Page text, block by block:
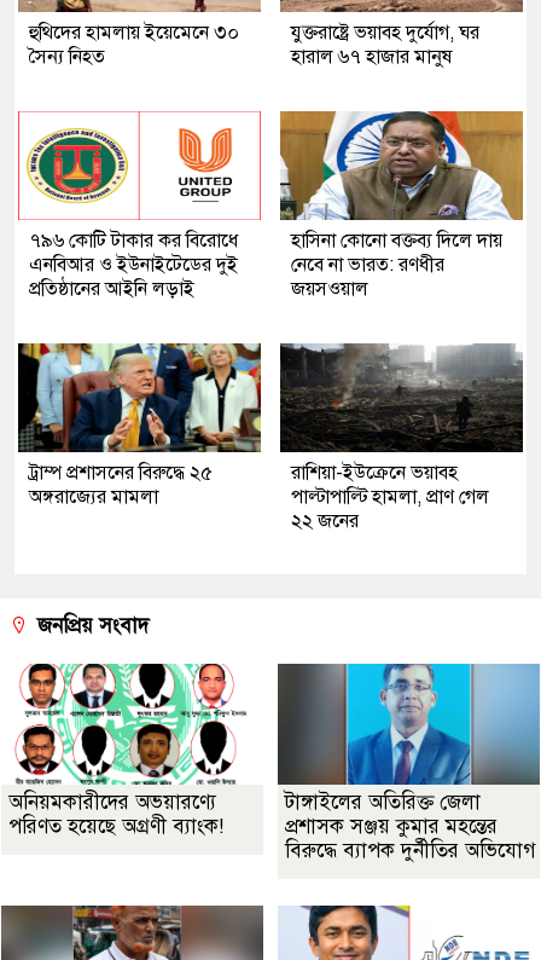
হুথিদের হামলায় ইয়েমেনে ৩০
সৈন্য নিহত
যুক্তরাষ্ট্রে ভয়াবহ দুর্যোগ, ঘর
হারাল ৬৭ হাজার মানুষ
৭৯৬ কোটি টাকার কর বিরোধে
এনবিআর ও ইউনাইটেডের দুই
প্রতিষ্ঠানের আইনি লড়াই
হাসিনা কোনো বক্তব্য দিলে দায়
নেবে না ভারত: রণধীর
জয়সওয়াল
ট্রাম্প প্রশাসনের বিরুদ্ধে ২৫
অঙ্গরাজ্যের মামলা
রাশিয়া-ইউক্রেনে ভয়াবহ
পাল্টাপাল্টি হামলা, প্রাণ গেল
২২ জনের
জনপ্রিয় সংবাদ
অনিয়মকারীদের অভয়ারণ্যে
পরিণত হয়েছে অগ্রণী ব্যাংক!
টাঙ্গাইলের অতিরিক্ত জেলা
প্রশাসক সঞ্জয় কুমার মহন্তের
বিরুদ্ধে ব্যাপক দুর্নীতির অভিযোগ